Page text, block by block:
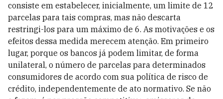
consiste em estabelecer, inicialmente, um limite de 12
parcelas para tais compras, mas não descarta
restringi-los para um máximo de 6. As motivações e os
efeitos dessa medida merecem atenção. Em primeiro
lugar, porque os bancos já podem limitar, de forma
unilateral, o número de parcelas para determinados
consumidores de acordo com sua política de risco de
crédito, independentemente de ato normativo. Se não